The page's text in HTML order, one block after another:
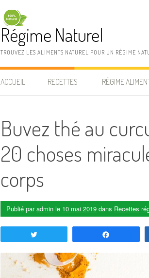
Régime Naturel
TROUVEZ LES ALIMENTS NATUREL POUR UN RÉGIME
ACCUEIL RECETTES RÉGIME
Buvez thé au
20 choses
corps
Publié paradmin le 10 mai 2019 dans Recettes